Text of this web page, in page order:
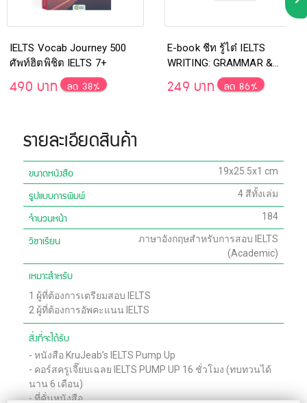
IELTS Vocab Journey 500
ศัพท์ฮิตพิชิต IELTS 7+
490 บาท ลด 38%
E-book ชีท รู้ไต๋ IELTS
WRITING: GRAMMAR &
STRUCTURE, PATTERNS
และ VOCABULARY
249 บาท ลด 86%
รายละเอียดสินค้า
ขนาดหนังสือ 19x25.5x1 cm
รูปแบบการพิมพ์ 4 สีทั้งเล่ม
จำนวนหน้า 184
วิชาเรียน
ภาษาอังกฤษสำหรับการสอบ IELTS
(Academic)
เหมาะสำหรับ
1 ผู้ที่ต้องการเตรียมสอบ IELTS
2 ผู้ที่ต้องการอัพคะแนน IELTS
สิ่งที่จะได้รับ
- หนังสือ KruJeab’s IELTS Pump Up
- คอร์สครูเจี๊ยบเฉลย IELTS PUMP UP 16 ชั่วโมง (ทบทวนได้
นาน 6 เดือน)
-ที่คั่นหนังสือ